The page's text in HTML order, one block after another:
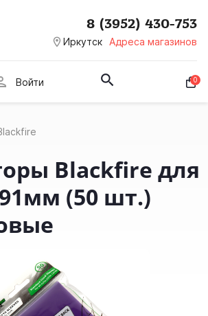
room Иркутск Адреса магазинов
8 (3952) 430-753
Войти 0
Blackfire для
(50 шт.)